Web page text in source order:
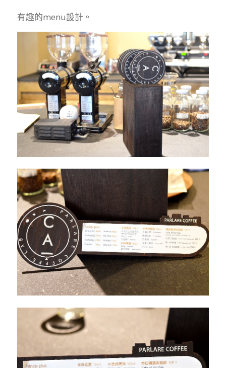
有趣的menu設計。